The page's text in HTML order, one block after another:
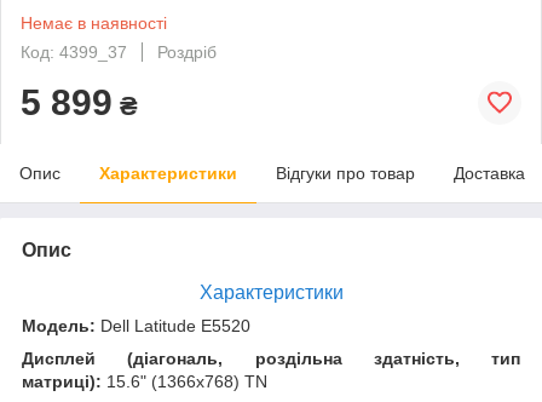
Немає в наявності
Код: 4399_37
Роздріб
5 899 ₴
Опис Характеристики Відгуки про товар Доставка
Опис
Характеристики
Модель: Dell Latitude E5520
Дисплей (діагональ, роздільна здатність, тип
матриці): 15.6" (1366x768) TN